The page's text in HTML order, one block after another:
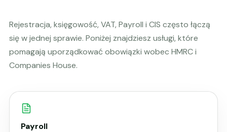
Rejestracja, księgowość, VAT, Payroll i CIS często łączą
się w jednej sprawie. Poniżej znajdziesz usługi, które
pomagają uporządkować obowiązki wobec HMRC i
Companies House.
Payroll